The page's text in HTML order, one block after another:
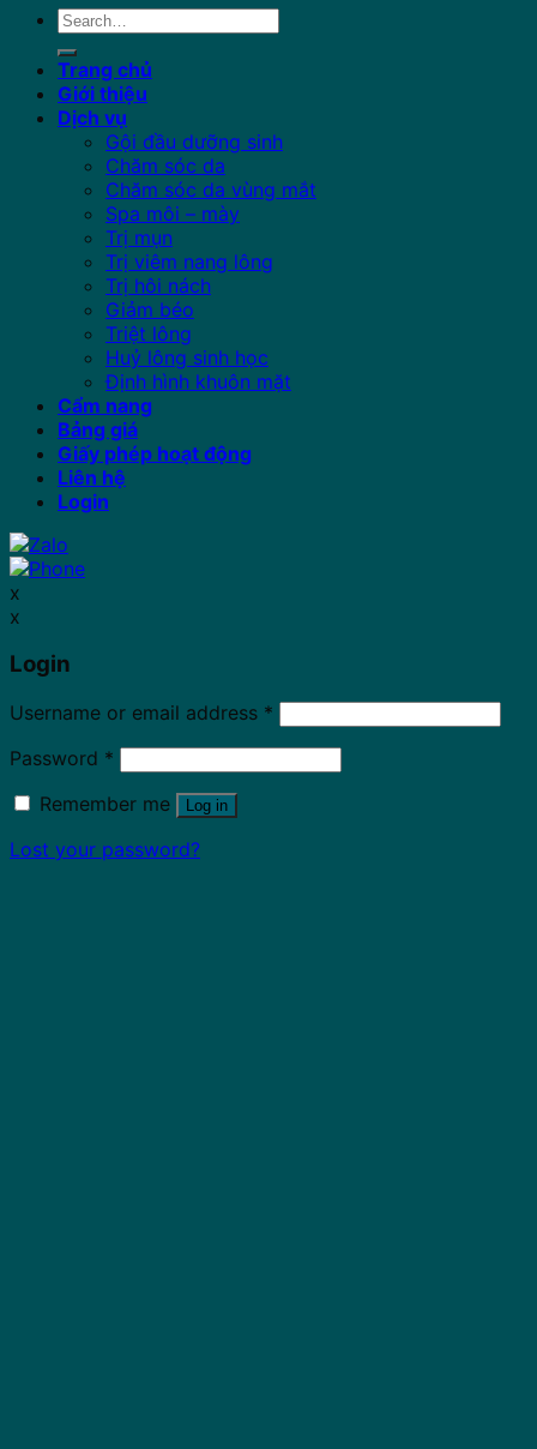
Search
for:
Trang chủ
Giới thiệu
Dịch vụ
Gội đầu dưỡng sinh
Chăm sóc da
Chăm sóc da vùng mắt
Spa môi – mày
Trị mụn
Trị viêm nang lông
Trị hôi nách
Giảm béo
Triệt lông
Huỷ lông sinh học
Định hình khuôn mặt
Cẩm nang
Bảng giá
Giấy phép hoạt động
Liên hệ
Login
x
x
Login
Username or email address *
Password *
Remember me
Log in
Lost your password?